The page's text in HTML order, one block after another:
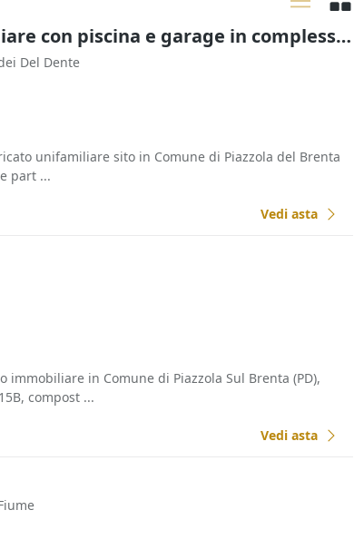
Asta Fabbricato unifamiliare con piscina e garage in complesso residenziale
Del Dente
unifamiliare sito in Comune di Piazzola del Brenta
part ...
Vedi asta
in Comune di Piazzola Sul Brenta (PD),
compost ...
Vedi asta